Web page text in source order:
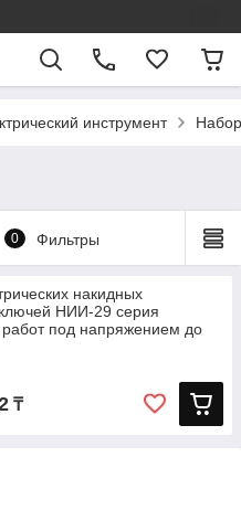
инструмент
0 Фильтры
накидных
НИИ-29 серия
под напряжением до
₸